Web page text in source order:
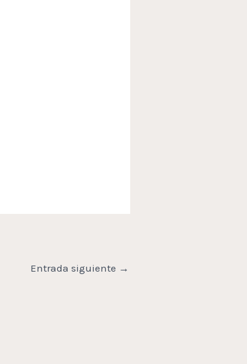
Entrada siguiente →